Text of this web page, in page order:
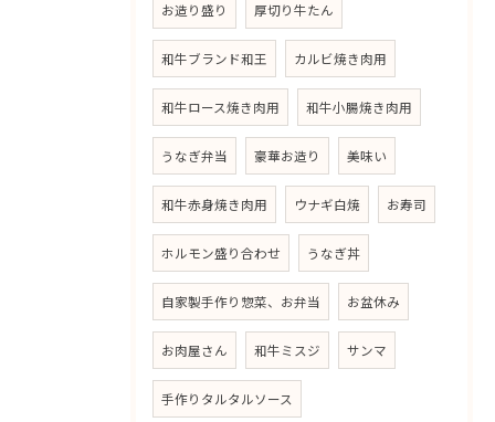
お造り盛り 厚切り牛たん
和牛ブランド和王 カルビ焼き肉用
和牛ロース焼き肉用 和牛小腸焼き肉用
うなぎ弁当 豪華お造り 美味い
和牛赤身焼き肉用 ウナギ白焼 お寿司
ホルモン盛り合わせ うなぎ丼
自家製手作り惣菜、お弁当 お盆休み
お肉屋さん 和牛ミスジ サンマ
手作りタルタルソース